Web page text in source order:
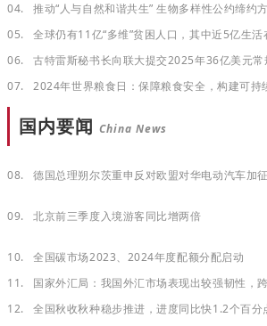
04.推动“人与自然和谐共生” 生物多样性公约缔约
05.全球仍有11亿“多维”贫困人口，其中近5亿生
06.古特雷斯秘书长向联大提交2025年36亿美元常
07.2024年世界粮食日：保障粮食安全，构建可持
国内要闻 China News
08.德国总理朔尔茨重申反对欧盟对华电动汽车加
09.北京前三季度入境游客同比增两倍
10.全国碳市场2023、2024年度配额分配启动
11. 国家外汇局：我国外汇市场表现出较强韧性，
12.全国秋收秋种稳步推进，进度同比快1.2个百分